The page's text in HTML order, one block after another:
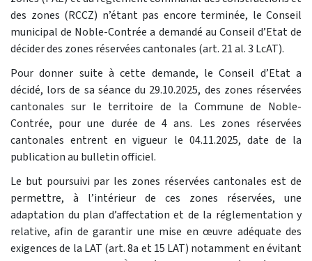
des zones (RCCZ) n’étant pas encore terminée, le Conseil
municipal de Noble-Contrée a demandé au Conseil d’Etat de
décider des zones réservées cantonales (art. 21 al. 3 LcAT).
Pour donner suite à cette demande, le Conseil d’Etat a
décidé, lors de sa séance du 29.10.2025, des zones réservées
cantonales sur le territoire de la Commune de Noble-
Contrée, pour une durée de 4 ans. Les zones réservées
cantonales entrent en vigueur le 04.11.2025, date de la
publication au bulletin officiel.
Le but poursuivi par les zones réservées cantonales est de
permettre, à l’intérieur de ces zones réservées, une
adaptation du plan d’affectation et de la réglementation y
relative, afin de garantir une mise en œuvre adéquate des
exigences de la LAT (art. 8a et 15 LAT) notamment en évitant